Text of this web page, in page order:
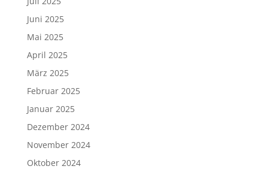
Juni 2025
Mai 2025
April 2025
März 2025
Februar 2025
Januar 2025
Dezember 2024
November 2024
Oktober 2024